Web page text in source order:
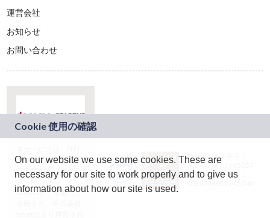
運営会社
お知らせ
お問い合わせ
ドコモグループの新
規事業創出プログラ
ム「docomo
STARTUP」を通じて
JASRAC許諾番号：
9024936001Y45037
JASRAC許諾番号：
On our website we use some cookies. These are
necessary for our site to work properly and to give us
information about how our site is used.